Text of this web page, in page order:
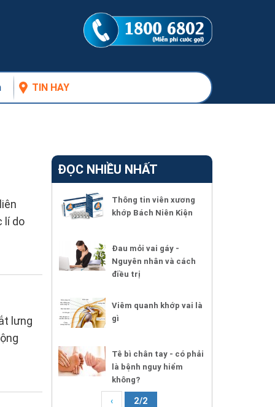
TIN HAY
lí do
lưng
ĐỌC NHIỀU NHẤT
Thông tin viên xương
khớp Bách Niên Kiện
Đau mỏi vai gáy -
Nguyên nhân và cách
điều trị
Viêm quanh khớp vai là
gì
Tê bì chân tay - có phải
là bệnh nguy hiểm
không?
‹ 2/2